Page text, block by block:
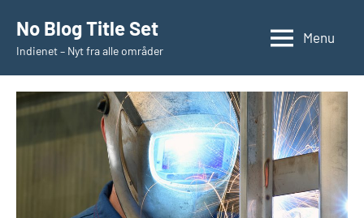
indhold
No Blog Title Set
Indienet – Nyt fra alle områder
Menu